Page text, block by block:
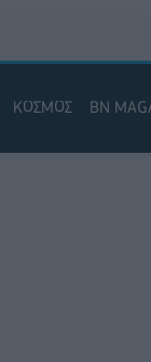
ΚΟΣΜΟΣ BN